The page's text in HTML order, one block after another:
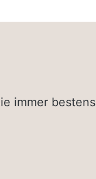
immer bestens